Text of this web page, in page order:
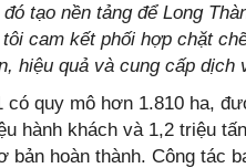
tạo nền tảng để Long
cam kết phối hợp chặt
hiệu quả và cung cấp
có quy mô hơn 1.810 ha,
hành khách và 1,2 triệu
bản hoàn thành. Công tác